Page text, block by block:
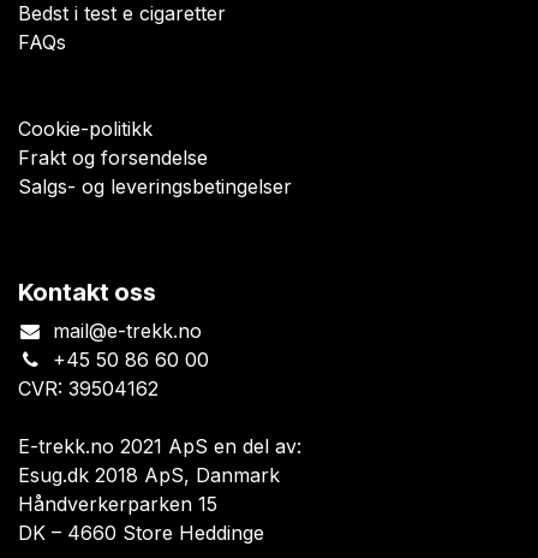
Bedst i test e cigaretter
FAQs
Cookie-politikk
Frakt og forsendelse
Salgs- og leveringsbetingelser
Kontakt oss
mail@e-trekk.no
+45 50 86 60 00
CVR: 39504162
E-trekk.no 2021 ApS en del av:
Esug.dk 2018 ApS, Danmark
Håndverkerparken 15
DK – 4660 Store Heddinge